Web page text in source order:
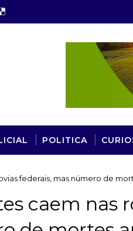
POLITICA
federais, mas número de
caem nas